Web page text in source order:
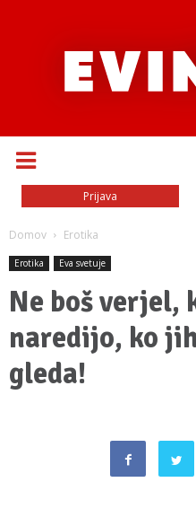
Prijava
Domov Erotika
Erotika Eva svetuje
Ne boš verjel,
naredijo, ko
gleda!